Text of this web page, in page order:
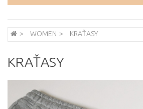
WOMEN KRAŤASY
KRAŤASY